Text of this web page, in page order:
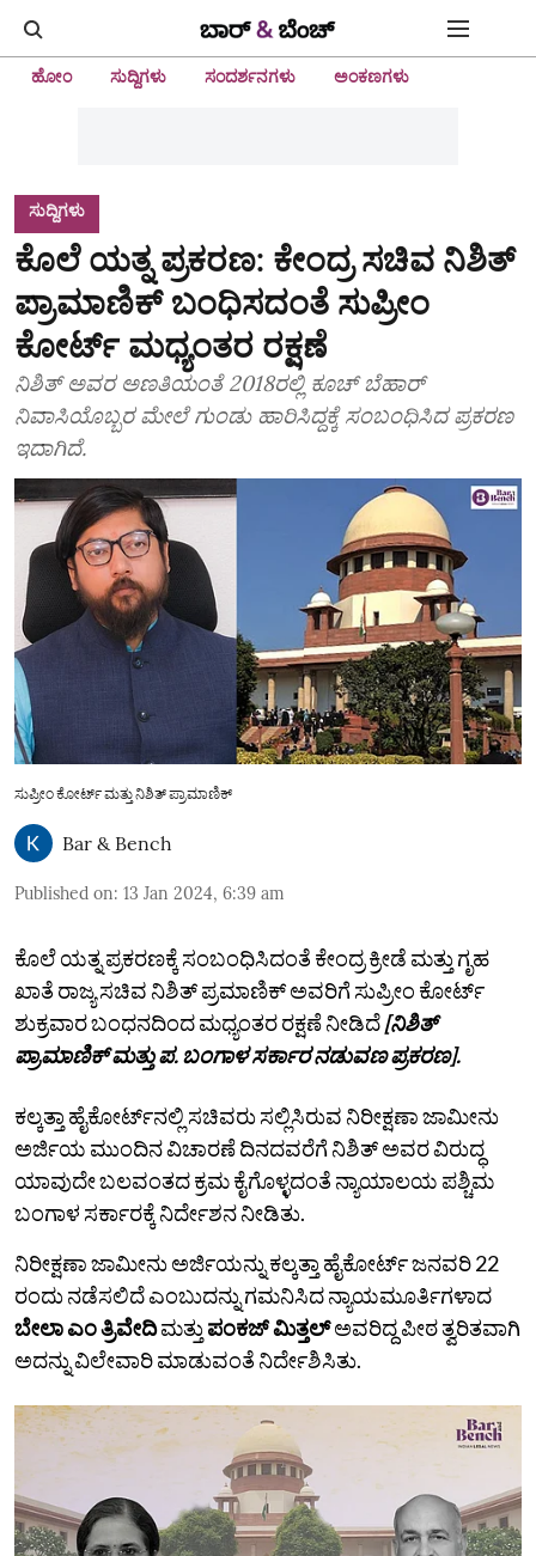
ಹೋಂ ಸುದ್ದಿಗಳು ಸಂದರ್ಶನಗಳು ಅಂಕಣಗಳು
ಸುದ್ದಿಗಳು
ಕೊಲೆ ಯತ್ನ ಪ್ರಕರಣ: ಕೇಂದ್ರ ಸಚಿವ ನಿಶಿತ್
ಪ್ರಾಮಾಣಿಕ್ ಬಂಧಿಸದಂತೆ ಸುಪ್ರೀಂ
ಕೋರ್ಟ್ ಮಧ್ಯಂತರ ರಕ್ಷಣೆ
ನಿಶಿತ್‌ ಅವರ ಅಣತಿಯಂತೆ 2018ರಲ್ಲಿ ಕೂಚ್ ಬೆಹಾರ್
ನಿವಾಸಿಯೊಬ್ಬರ ಮೇಲೆ ಗುಂಡು ಹಾರಿಸಿದ್ದಕ್ಕೆ ಸಂಬಂಧಿಸಿದ ಪ್ರಕರಣ
ಇದಾಗಿದೆ.
ಸುಪ್ರೀಂ ಕೋರ್ಟ್ ಮತ್ತು ನಿಶಿತ್ ಪ್ರಾಮಾಣಿಕ್
Bar & Bench
Published on: 13 Jan 2024, 6:39 am
ಕೊಲೆ ಯತ್ನ ಪ್ರಕರಣಕ್ಕೆ ಸಂಬಂಧಿಸಿದಂತೆ ಕೇಂದ್ರ ಕ್ರೀಡೆ ಮತ್ತು ಗೃಹ
ಖಾತೆ ರಾಜ್ಯ ಸಚಿವ ನಿಶಿತ್ ಪ್ರಮಾಣಿಕ್ ಅವರಿಗೆ ಸುಪ್ರೀಂ ಕೋರ್ಟ್‌
ಶುಕ್ರವಾರ ಬಂಧನದಿಂದ ಮಧ್ಯಂತರ ರಕ್ಷಣೆ ನೀಡಿದೆ[ನಿಶಿತ್‌
ಪ್ರಾಮಾಣಿಕ್‌ ಮತ್ತು ಪ. ಬಂಗಾಳ ಸರ್ಕಾರ ನಡುವಣ ಪ್ರಕರಣ].
ಕಲ್ಕತ್ತಾ ಹೈಕೋರ್ಟ್‌ನಲ್ಲಿ ಸಚಿವರು ಸಲ್ಲಿಸಿರುವ ನಿರೀಕ್ಷಣಾ ಜಾಮೀನು
ಅರ್ಜಿಯ ಮುಂದಿನ ವಿಚಾರಣೆ ದಿನದವರೆಗೆ ನಿಶಿತ್‌ ಅವರ ವಿರುದ್ಧ
ಯಾವುದೇ ಬಲವಂತದ ಕ್ರಮ ಕೈಗೊಳ್ಳದಂತೆ ನ್ಯಾಯಾಲಯ ಪಶ್ಚಿಮ
ಬಂಗಾಳ ಸರ್ಕಾರಕ್ಕೆ ನಿರ್ದೇಶನ ನೀಡಿತು.
ನಿರೀಕ್ಷಣಾ ಜಾಮೀನು ಅರ್ಜಿಯನ್ನು ಕಲ್ಕತ್ತಾ ಹೈಕೋರ್ಟ್ ಜನವರಿ 22
ರಂದು ನಡೆಸಲಿದೆ ಎಂಬುದನ್ನು ಗಮನಿಸಿದ ನ್ಯಾಯಮೂರ್ತಿಗಳಾದ
ಬೇಲಾ ಎಂ ತ್ರಿವೇದಿಮತ್ತು ಪಂಕಜ್ಮಿತ್ತಲ್‌ಅವರಿದ್ದ ಪೀಠ ತ್ವರಿತವಾಗಿ
ಅದನ್ನು ವಿಲೇವಾರಿ ಮಾಡುವಂತೆ ನಿರ್ದೇಶಿಸಿತು.